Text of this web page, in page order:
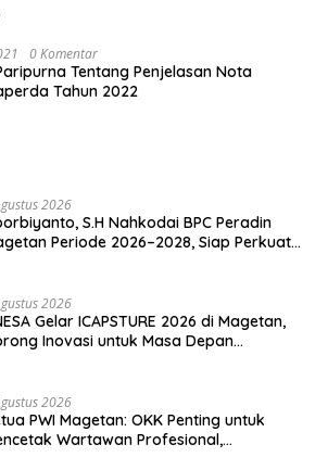
0 Komentar
Tentang Penjelasan Nota
Tahun 2022
2026
S.H Nahkodai BPC Peradin
Periode 2026–2028, Siap Perkuat
2026
Gelar ICAPSTURE 2026 di Magetan,
Inovasi untuk Masa Depan
2026
PWI Magetan: OKK Penting untuk
Wartawan Profesional,